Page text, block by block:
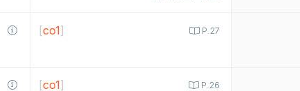
P.27
[co1]
P.26
[co1]